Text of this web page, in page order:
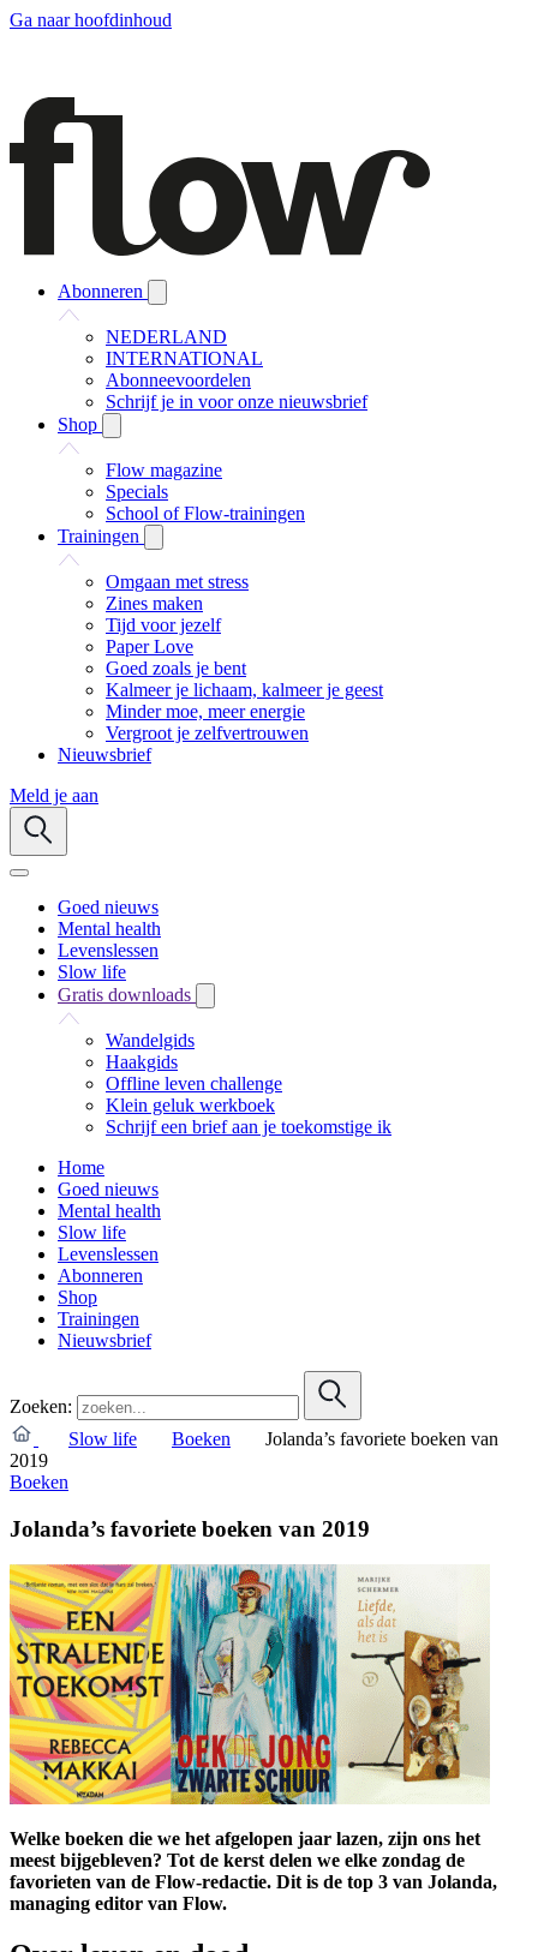
Ga naar hoofdinhoud
Abonneren
NEDERLAND
INTERNATIONAL
Abonneevoordelen
Schrijf je in voor onze nieuwsbrief
Shop
Flow magazine
Specials
School of Flow-trainingen
Trainingen
Omgaan met stress
Zines maken
Tijd voor jezelf
Paper Love
Goed zoals je bent
Kalmeer je lichaam, kalmeer je geest
Minder moe, meer energie
Vergroot je zelfvertrouwen
Nieuwsbrief
Meld je aan
Goed nieuws
Mental health
Levenslessen
Slow life
Gratis downloads
Wandelgids
Haakgids
Offline leven challenge
Klein geluk werkboek
Schrijf een brief aan je toekomstige ik
Home
Goed nieuws
Mental health
Slow life
Levenslessen
Abonneren
Shop
Trainingen
Nieuwsbrief
Zoeken:
Slow life
Boeken
Jolanda’s favoriete boeken van
2019
Boeken
Jolanda’s favoriete boeken van 2019
Welke boeken die we het afgelopen jaar lazen, zijn ons het
meest bijgebleven? Tot de kerst delen we elke zondag de
favorieten van de Flow-redactie. Dit is de top 3 van Jolanda,
managing editor van Flow.